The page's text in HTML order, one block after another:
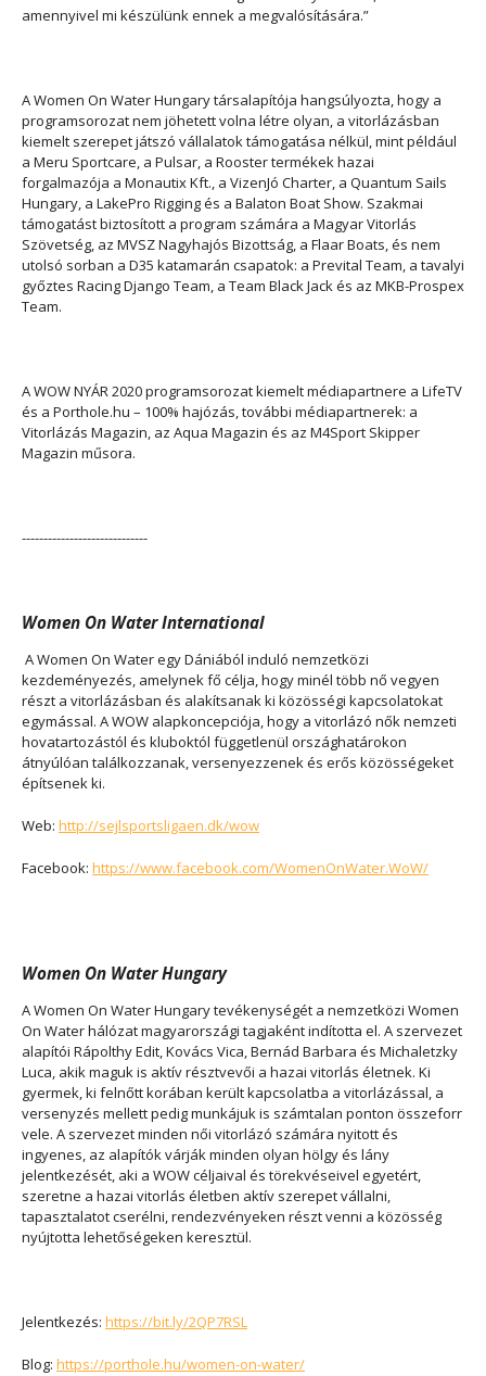
amennyivel mi készülünk ennek a megvalósítására.”
A Women On Water Hungary társalapítója hangsúlyozta, hogy a
programsorozat nem jöhetett volna létre olyan, a vitorlázásban
kiemelt szerepet játszó vállalatok támogatása nélkül, mint például
a Meru Sportcare, a Pulsar, a Rooster termékek hazai
forgalmazója a Monautix Kft., a VizenJó Charter, a Quantum Sails
Hungary, a LakePro Rigging és a Balaton Boat Show. Szakmai
támogatást biztosított a program számára a Magyar Vitorlás
Szövetség, az MVSZ Nagyhajós Bizottság, a Flaar Boats, és nem
utolsó sorban a D35 katamarán csapatok: a Prevital Team, a tavalyi
győztes Racing Django Team, a Team Black Jack és az MKB-Prospex
Team.
A WOW NYÁR 2020 programsorozat kiemelt médiapartnere a LifeTV
és a Porthole.hu – 100% hajózás, további médiapartnerek: a
Vitorlázás Magazin, az Aqua Magazin és az M4Sport Skipper
Magazin műsora.
-----------------------------
Women On Water International
A Women On Water egy Dániából induló nemzetközi
kezdeményezés, amelynek fő célja, hogy minél több nő vegyen
részt a vitorlázásban és alakítsanak ki közösségi kapcsolatokat
egymással. A WOW alapkoncepciója, hogy a vitorlázó nők nemzeti
hovatartozástól és kluboktól függetlenül országhatárokon
átnyúlóan találkozzanak, versenyezzenek és erős közösségeket
építsenek ki.
Web: http://sejlsportsligaen.dk/wow
Facebook: https://www.facebook.com/WomenOnWater.WoW/
Women On Water Hungary
A Women On Water Hungary tevékenységét a nemzetközi Women
On Water hálózat magyarországi tagjaként indította el. A szervezet
alapítói Rápolthy Edit, Kovács Vica, Bernád Barbara és Michaletzky
Luca, akik maguk is aktív résztvevői a hazai vitorlás életnek. Ki
gyermek, ki felnőtt korában került kapcsolatba a vitorlázással, a
versenyzés mellett pedig munkájuk is számtalan ponton összeforr
vele. A szervezet minden női vitorlázó számára nyitott és
ingyenes, az alapítók várják minden olyan hölgy és lány
jelentkezését, aki a WOW céljaival és törekvéseivel egyetért,
szeretne a hazai vitorlás életben aktív szerepet vállalni,
tapasztalatot cserélni, rendezvényeken részt venni a közösség
nyújtotta lehetőségeken keresztül.
Jelentkezés: https://bit.ly/2QP7RSL
Blog: https://porthole.hu/women-on-water/